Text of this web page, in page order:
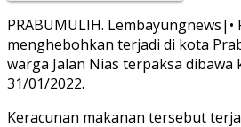
PRABUMULIH. Lembayungnews|•
menghebohkan terjadi di kota
warga Jalan Nias terpaksa dibawa
31/01/2022.
Keracunan makanan tersebut